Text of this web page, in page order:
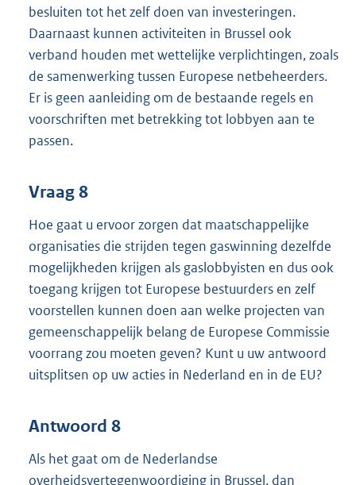
besluiten tot het zelf doen van investeringen.
Daarnaast kunnen activiteiten in Brussel ook
verband houden met wettelijke verplichtingen, zoals
de samenwerking tussen Europese netbeheerders.
Er is geen aanleiding om de bestaande regels en
voorschriften met betrekking tot lobbyen aan te
passen.
Vraag 8
Hoe gaat u ervoor zorgen dat maatschappelijke
organisaties die strijden tegen gaswinning dezelfde
mogelijkheden krijgen als gaslobbyisten en dus ook
toegang krijgen tot Europese bestuurders en zelf
voorstellen kunnen doen aan welke projecten van
gemeenschappelijk belang de Europese Commissie
voorrang zou moeten geven? Kunt u uw antwoord
uitsplitsen op uw acties in Nederland en in de EU?
Antwoord 8
Als het gaat om de Nederlandse
overheidsvertegenwoordiging in Brussel, dan